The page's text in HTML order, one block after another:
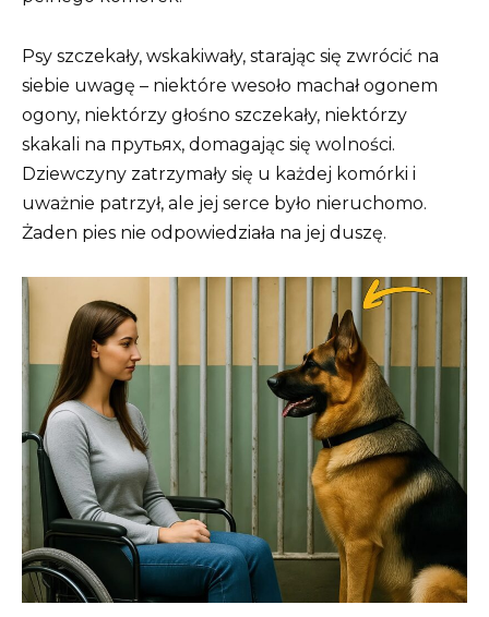
Psy szczekały, wskakiwały, starając się zwrócić na
siebie uwagę – niektóre wesoło machał ogonem
ogony, niektórzy głośno szczekały, niektórzy
skakali na прутьях, domagając się wolności.
Dziewczyny zatrzymały się u każdej komórki i
uważnie patrzył, ale jej serce było nieruchomo.
Żaden pies nie odpowiedziała na jej duszę.